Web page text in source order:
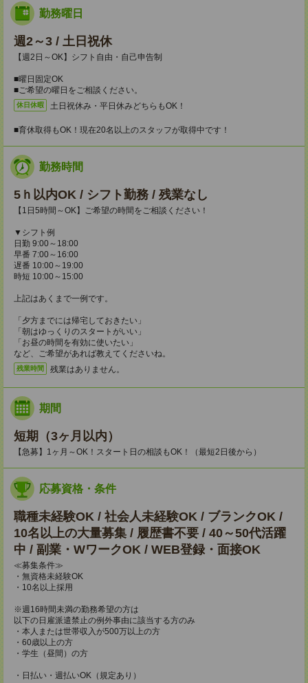
勤務曜日
週2～3 / 土日祝休
【週2日～OK】シフト自由・自己申告制
■曜日固定OK
■ご希望の曜日をご相談ください。
休日休暇 土日祝休み・平日休みどちらもOK！
■育休取得もOK！現在20名以上のスタッフが取得中です！
勤務時間
5ｈ以内OK / シフト勤務 / 残業なし
【1日5時間～OK】ご希望の時間をご相談ください！
▼シフト例
日勤 9:00～18:00
早番 7:00～16:00
遅番 10:00～19:00
時短 10:00～15:00
上記はあくまで一例です。
「夕方までには帰宅しておきたい」
「朝はゆっくりのスタートがいい」
「お昼の時間を有効に使いたい」
など、ご希望があれば教えてくださいね。
残業時間 残業はありません。
期間
短期（3ヶ月以内）
【急募】1ヶ月～OK！スタート日の相談もOK！（最短2日後から）
応募資格・条件
職種未経験OK / 社会人未経験OK / ブランクOK /
10名以上の大量募集 / 履歴書不要 / 40～50代活躍
中 / 副業・WワークOK / WEB登録・面接OK
≪募集条件≫
・無資格未経験OK
・10名以上採用
※週16時間未満の勤務希望の方は
以下の日雇派遣禁止の例外事由に該当する方のみ
・本人または世帯収入が500万以上の方
・60歳以上の方
・学生（昼間）の方
・日払い・週払いOK（規定あり）